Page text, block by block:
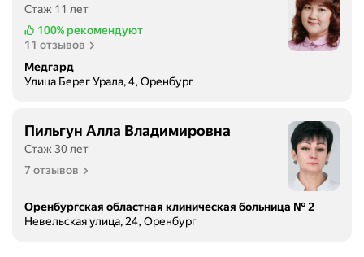
Стаж 11 лет
100% рекомендуют
11 отзывов
Медгард
Улица Берег Урала, 4, Оренбург
Пильгун Алла Владимировна
Стаж 30 лет
7 отзывов
Оренбургская областная клиническая больница № 2
Невельская улица, 24, Оренбург